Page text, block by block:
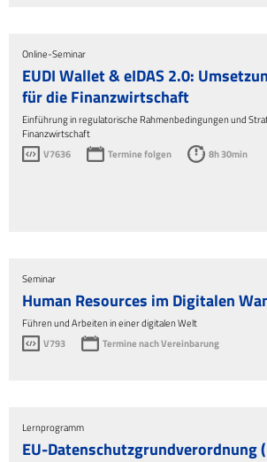
Online-Seminar
EUDI Wallet & eIDAS 2.0:
für die Finanzwirtschaft
Einführung in regulatorische Rahmenbedingungen und
Finanzwirtschaft
V7636
Termine folgen 8h 30min
Seminar
Human Resources im Digitalen
Führen und Arbeiten in einer digitalen Welt
V793
Termine nach Vereinbarung
Lernprogramm
EU-Datenschutzgrundverordnung